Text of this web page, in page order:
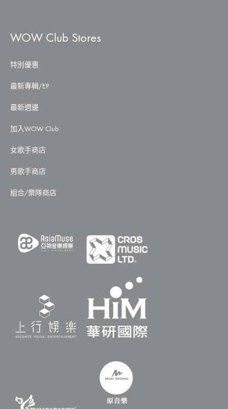
WOW Club Stores
特別優惠
最新專輯/EP
最新週邊
加入WOW Club
女歌手商店
男歌手商店
組合/樂隊商店